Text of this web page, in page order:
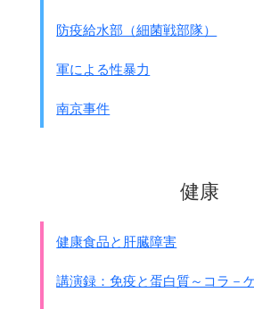
どの地域でどの軍票を使うかが決められ
●地域と軍票
英領マラヤ、英領ボルネオ 海峡ド
フィリピン ペソ表
中国や香港では｢円軍票｣が使われました
東南アジアでは現地通貨の表示とされ
その理由は中国と違って、
独立国として大東亜共栄圏の一員にし
防疫給水部（細菌戦部隊）
軍による性暴力
南京事件
健康
健康食品と肝臓障害
講演録：免疫と蛋白質～コラ－